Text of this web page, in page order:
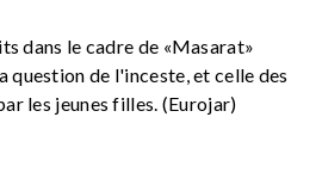
dans le cadre de «Masarat»
question de l'inceste, et celle des
les jeunes filles. (Eurojar)